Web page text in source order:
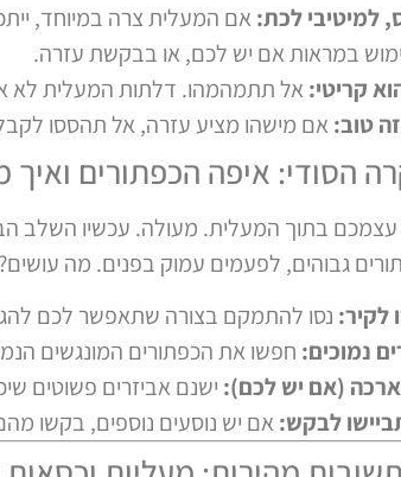
למיטיבי לכת: אם המעלית צרה במיוחד,
במראות אם יש לכם, או בבקשת עזרה.
קריטי: אל תתמהמהו. דלתות המעלית לא
טוב: אם מישהו מציע עזרה, אל תהססו
הסודי: איפה הכפתורים ואיך
בתוך המעלית. מעולה. עכשיו השלב
גבוהים, לפעמים עמוק בפנים. מה עושים?
לקיר: נסו להתמקם בצורה שתאפשר לכם
נמוכים: חפשו את הכפתורים המונגשים
(אם יש לכם): ישנם אביזרים פשוטים
לבקש: אם יש נוסעים נוספים, בקשו